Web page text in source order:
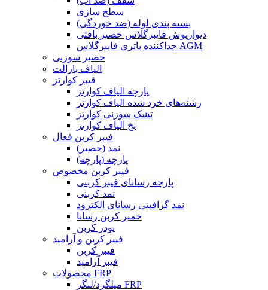
سطح سازی
بسته بندی لوله (ضد خوردگی)
دیوارپوش فایبرگلاس حصیر بافتی
جداکننده باتری فایبرگلاس AGM
حصیر سوزنی
الیاف بازالت
فیبر کوارتز
پارچه الیاف کوارتز
رشته‌های خرد شده الیاف کوارتز
تشک سوزنی کوارتز
نخ الیاف کوارتز
فیبر کربن فعال
نمد (حصیر)
پارچه (پارچه)
فیبر کربن مخصوص
پارچه رسانای فیبر کربنی
نمد کربنی
نمد گرافیتی رسانای الکترود
خمیر کربن رسانا
پودر کربن
فیبر کربن و آرامید
فیبر کربن
فیبر آرامید
محصولات FRP
میلگرد/لنگر FRP